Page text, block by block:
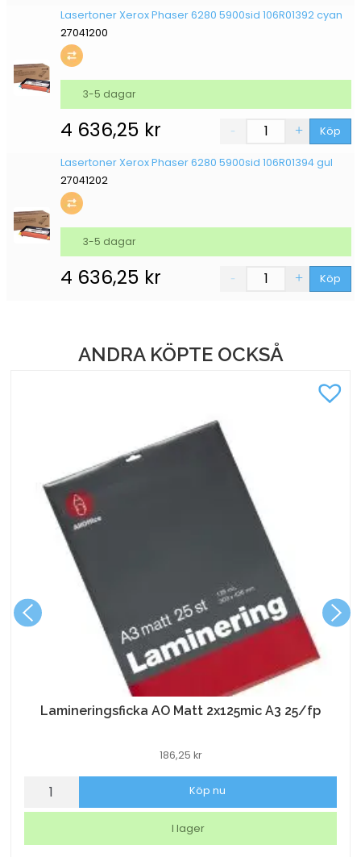
Lasertoner Xerox Phaser 6280 5900sid 106R01392 cyan
27041200
4 636,25 kr Köp
3-5 dagar
Lasertoner Xerox Phaser 6280 5900sid 106R01394 gul
27041202
4 636,25 kr Köp
3-5 dagar
ANDRA KÖPTE OCKSÅ
Lamineringsficka AO Matt 2x125mic A3 25/fp
186,25 kr
Lamineringsficka
2x125mic
Köp nu
I lager